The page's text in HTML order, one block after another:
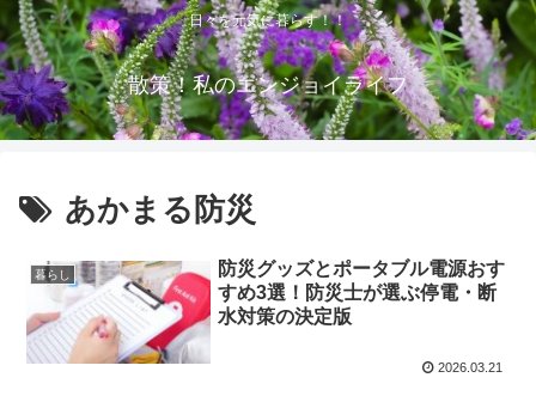
日々を元気に暮らす！！
散策！私のエンジョイライフ
あかまる防災
暮らし
防災グッズとポータブル電源おす
すめ3選！防災士が選ぶ停電・断
水対策の決定版
2026.03.21